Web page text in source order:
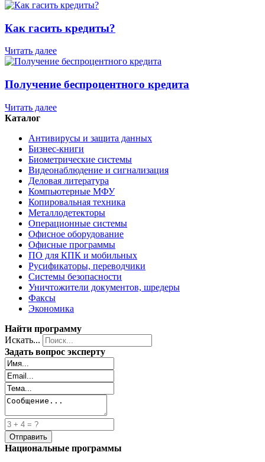
Как гасить кредиты?
Читать далее
Получение беспроцентного кредита
Читать далее
Каталог
Антивирусы и защита данных
Бизнес-книги
Биометрические системы
Видеонаблюдение и сигнализация
Деловая литература
Компьютерные МФУ
Копировальная техника
Металлодетекторы
Операционные системы
Офисное оборудование
Офисные программы
ПО для КПК и мобильных
Русификаторы, переводчики
Системы безопасности
Уничтожители документов, шредеры
Факсы
Экономика
Найти программу
Искать...
Задать вопрос эксперту
Национальные программы